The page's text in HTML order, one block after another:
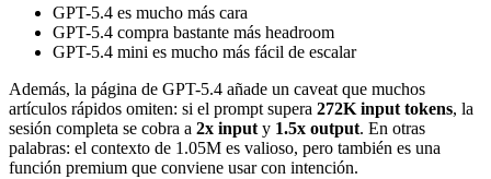
GPT-5.4 es mucho más cara
GPT-5.4 compra bastante más headroom
GPT-5.4 mini es mucho más fácil de escalar
Además, la página de GPT-5.4 añade un caveat que muchos
artículos rápidos omiten: si el prompt supera 272K input tokens, la
sesión completa se cobra a 2x input y 1.5x output. En otras
palabras: el contexto de 1.05M es valioso, pero también es una
función premium que conviene usar con intención.